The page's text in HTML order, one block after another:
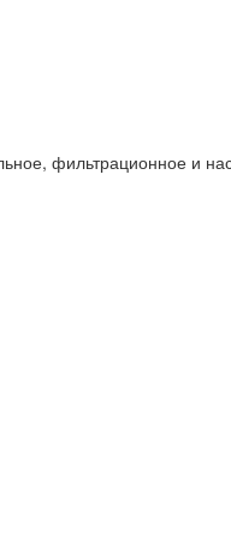
фильтрационное и